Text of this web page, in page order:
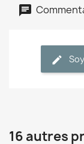
16 autres